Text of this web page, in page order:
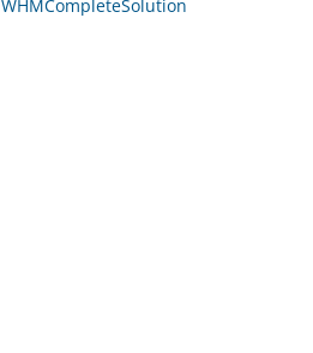
WHMCompleteSolution